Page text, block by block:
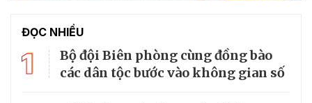
ĐỌC NHIỀU
1
Bộ đội Biên phòng cùng đồng bào
các dân tộc bước vào không gian số